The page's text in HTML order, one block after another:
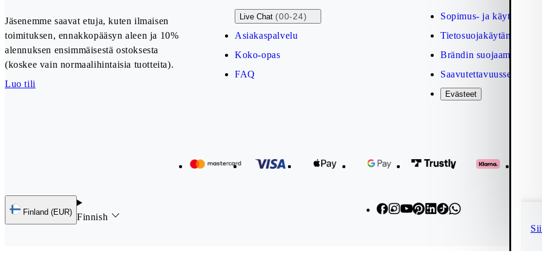
Jäsenemme saavat etuja, kuten ilmaisen
toimituksen, ennakkopääsyn aleen ja 10%
alennuksen ensimmäisestä ostoksesta
(koskee vain normaalihintaisia tuotteita).
Luo tili
Live Chat (00-24)
Asiakaspalvelu
Koko-opas
FAQ
Sopimus- ja käyttöehdot
Tietosuojakäytäntö
Brändin suojaaminen
Saavutettavuusseloste
Evästeet
Finland (EUR) Finnish
Follow us